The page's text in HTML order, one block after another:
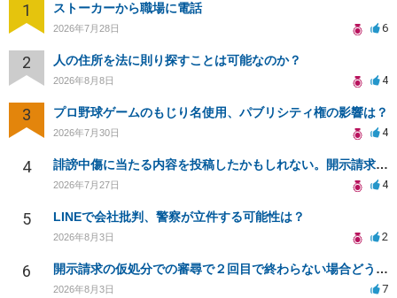
1 ストーカーから職場に電話
2026年7月28日 6
2 人の住所を法に則り探すことは可能なのか？
2026年8月8日 4
3 プロ野球ゲームのもじり名使用、パブリシティ権の影響は？
2026年7月30日 4
4 誹謗中傷に当たる内容を投稿したかもしれない。開示請求や民事刑事裁判に発展しうるのか教えて欲しい。
2026年7月27日 4
5 LINEで会社批判、警察が立件する可能性は？
2026年8月3日 2
6 開示請求の仮処分での審尋で２回目で終わらない場合どうしたらいいですか
2026年8月3日 7